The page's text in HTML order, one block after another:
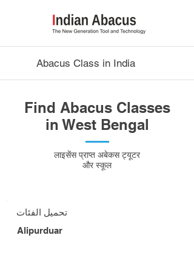
Abacus Class in India
Find Abacus Classes
in West Bengal
लाइसेंस प्राप्त अबेकस ट्यूटर
और स्कूल
تحميل الفئات
Alipurduar